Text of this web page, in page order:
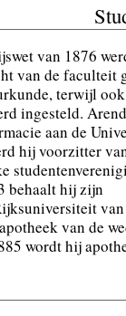
van 1876
van de faculteit
terwijl
ingesteld.
aan de
hij voorzitter
behaalt hij zijn
van de
wordt hij